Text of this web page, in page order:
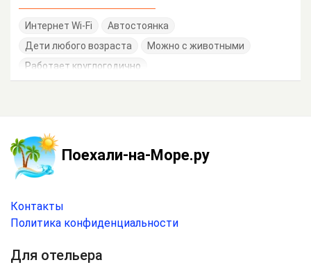
Интернет Wi-Fi
Автостоянка
Дети любого возраста
Можно с животными
Работает круглогодично
Поехали-на-Море.ру
Контакты
Политика конфиденциальности
Для отельера